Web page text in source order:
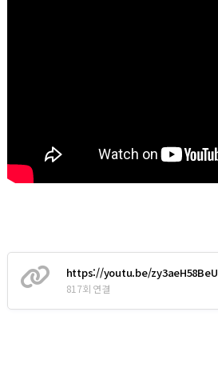
https://youtu.be/zy3aeH58BeU
817회 연결